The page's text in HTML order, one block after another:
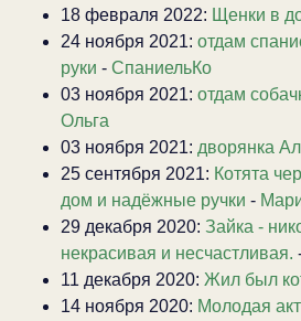
18 февраля 2022: Щенки в
24 ноября 2021: отдам
руки - СпаниельКо
03 ноября 2021: отдам
Ольга
03 ноября 2021: дворянка
25 сентября 2021: Котята
дом и надёжные ручки -
29 декабря 2020: Зайка -
некрасивая и несчастливая.
11 декабря 2020: Жил был
14 ноября 2020: Молодая